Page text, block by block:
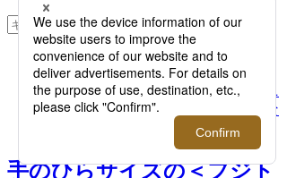
検索
TOP
PHOTO
手のひらサイズの＜フジトヨ＞“ワニ
革ミニグッズ”で、上質でユニークな
レザー体験を。【伊勢丹新宿店】
手のひらサイズの＜フジト